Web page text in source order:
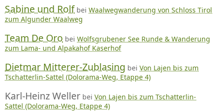
Sabine und Rolf bei Waalwegwanderung von Schloss Tirol
zum Algunder Waalweg
Team De Oro bei Wolfsgrubener See Runde & Wanderung
zum Lama- und Alpakahof Kaserhof
Dietmar Mitterer-Zublasing bei Von Lajen bis zum
Tschatterlin-Sattel (Dolorama-Weg, Etappe 4)
Karl-Heinz Weller bei Von Lajen bis zum Tschatterlin-
Sattel (Dolorama-Weg, Etappe 4)